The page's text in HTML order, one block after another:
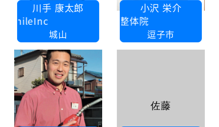
川手 康太郎
城山
小沢 栄介
かるがも整体院
逗子市
佐藤